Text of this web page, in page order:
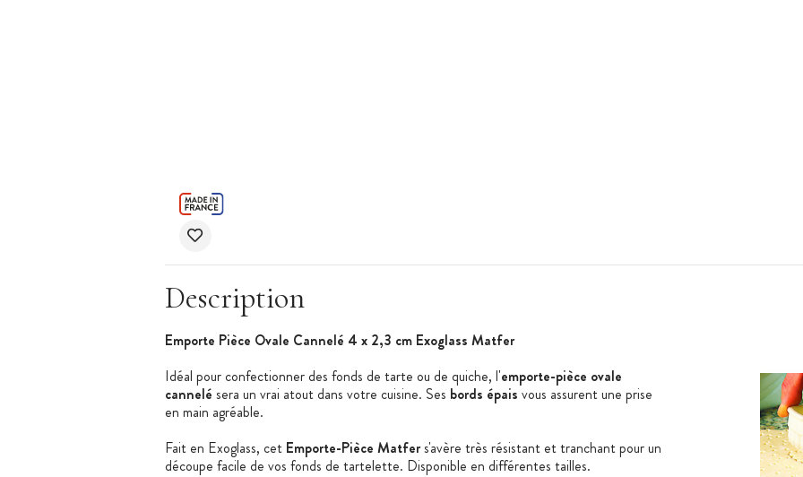
Description
Emporte Pièce Ovale Cannelé 4 x 2,3 cm Exoglass Matfer
Idéal pour confectionner des fonds de tarte ou de quiche, l'emporte-pièce ovale
cannelé sera un vrai atout dans votre cuisine. Ses bords épais vous assurent une prise
en main agréable.
Fait en Exoglass, cet Emporte-Pièce Matfers'avère très résistant et tranchant pour un
découpe facile de vos fonds de tartelette. Disponible en différentes tailles.